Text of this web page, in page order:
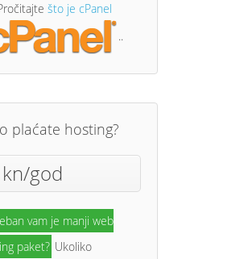
što je cPanel
..
plaćate hosting?
god
vam je manji web
paket? Ukoliko